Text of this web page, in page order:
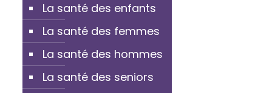
La santé des enfants
La santé des femmes
La santé des hommes
La santé des seniors